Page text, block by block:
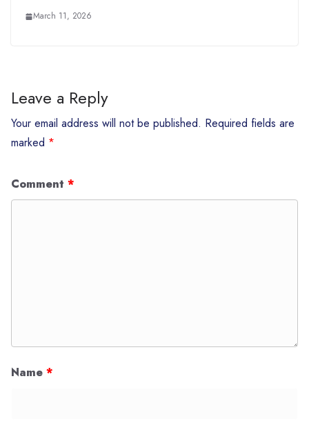
March 11, 2026
Leave a Reply
Your email address will not be published. Required fields are
marked *
Comment *
Name *